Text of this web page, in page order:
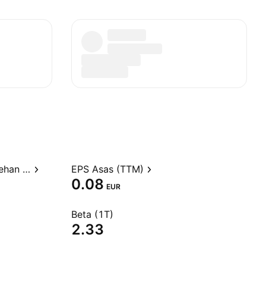
Nisbah harga kepada perolehan (TTM) EPS Asas (TTM)
0.08 EUR
Beta (1T)
2.33